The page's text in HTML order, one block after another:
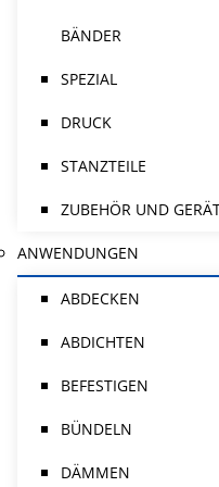
BÄNDER
SPEZIAL
DRUCK
STANZTEILE
ZUBEHÖR UND
ANWENDUNGEN
ABDECKEN
ABDICHTEN
BEFESTIGEN
BÜNDELN
DÄMMEN